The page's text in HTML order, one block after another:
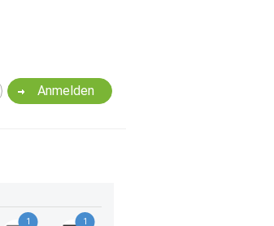
Anmelden
1 1